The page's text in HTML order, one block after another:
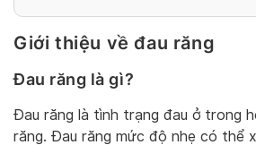
Giới thiệu về đau răng
Đau răng là gì?
Đau răng là tình trạng đau ở trong
răng. Đau răng mức độ nhẹ có thể